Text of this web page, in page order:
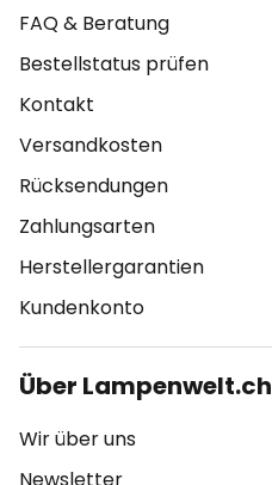
FAQ & Beratung
Bestellstatus prüfen
Kontakt
Versandkosten
Rücksendungen
Zahlungsarten
Herstellergarantien
Kundenkonto
Über Lampenwelt.ch
Wir über uns